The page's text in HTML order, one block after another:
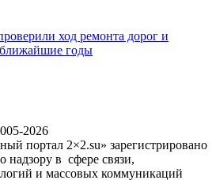
ход ремонта дорог и
годы
2026
портал 2×2.su» зарегистрировано
надзору в сфере связи,
и массовых коммуникаций